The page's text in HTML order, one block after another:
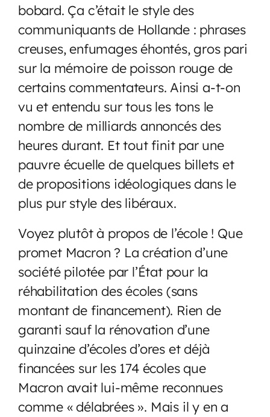
bobard. Ça c’était le style des
communiquants de Hollande : phrases
creuses, enfumages éhontés, gros pari
sur la mémoire de poisson rouge de
certains commentateurs. Ainsi a-t-on
vu et entendu sur tous les tons le
nombre de milliards annoncés des
heures durant. Et tout finit par une
pauvre écuelle de quelques billets et
de propositions idéologiques dans le
plus pur style des libéraux.
Voyez plutôt à propos de l’école ! Que
promet Macron ? La création d’une
société pilotée par l’État pour la
réhabilitation des écoles (sans
montant de financement). Rien de
garanti sauf la rénovation d’une
quinzaine d’écoles d’ores et déjà
financées sur les 174 écoles que
Macron avait lui-même reconnues
comme « délabrées ». Mais il y en a